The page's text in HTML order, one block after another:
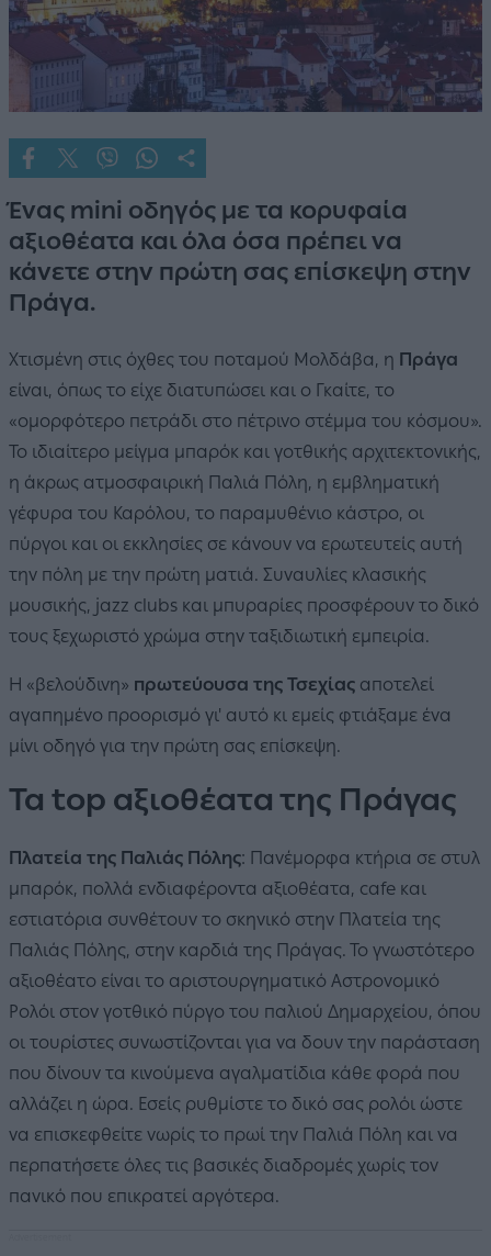
Ένας mini οδηγός με τα κορυφαία
αξιοθέατα και όλα όσα πρέπει να
κάνετε στην πρώτη σας επίσκεψη στην
Πράγα.
Χτισμένη στις όχθες του ποταμού Μολδάβα, η Πράγα
είναι, όπως το είχε διατυπώσει και ο Γκαίτε, το
«ομορφότερο πετράδι στο πέτρινο στέμμα του κόσμου».
Το ιδιαίτερο μείγμα μπαρόκ και γοτθικής αρχιτεκτονικής,
η άκρως ατμοσφαιρική Παλιά Πόλη, η εμβληματική
γέφυρα του Καρόλου, το παραμυθένιο κάστρο, οι
πύργοι και οι εκκλησίες σε κάνουν να ερωτευτείς αυτή
την πόλη με την πρώτη ματιά. Συναυλίες κλασικής
μουσικής, jazz clubs και μπυραρίες προσφέρουν το δικό
τους ξεχωριστό χρώμα στην ταξιδιωτική εμπειρία.
Η «βελούδινη» πρωτεύουσα της Τσεχίας αποτελεί
αγαπημένο προορισμό γι' αυτό κι εμείς φτιάξαμε ένα
μίνι οδηγό για την πρώτη σας επίσκεψη.
Τα top αξιοθέατα της Πράγας
Πλατεία της Παλιάς Πόλης: Πανέμορφα κτήρια σε στυλ
μπαρόκ, πολλά ενδιαφέροντα αξιοθέατα, cafe και
εστιατόρια συνθέτουν το σκηνικό στην Πλατεία της
Παλιάς Πόλης, στην καρδιά της Πράγας. Το γνωστότερο
αξιοθέατο είναι το αριστουργηματικό Αστρονομικό
Ρολόι στον γοτθικό πύργο του παλιού Δημαρχείου, όπου
οι τουρίστες συνωστίζονται για να δουν την παράσταση
που δίνουν τα κινούμενα αγαλματίδια κάθε φορά που
αλλάζει η ώρα. Εσείς ρυθμίστε το δικό σας ρολόι ώστε
να επισκεφθείτε νωρίς το πρωί την Παλιά Πόλη και να
περπατήσετε όλες τις βασικές διαδρομές χωρίς τον
πανικό που επικρατεί αργότερα.